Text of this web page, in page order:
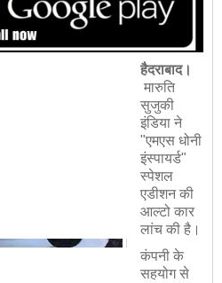
हैदराबाद।
मारुति
सुजुकी
इंडिया ने
"एमएस धोनी
इंस्पायर्ड"
स्पेशल
एडीशन की
आल्टो कार
लांच की है।
कंपनी के
सहयोग से